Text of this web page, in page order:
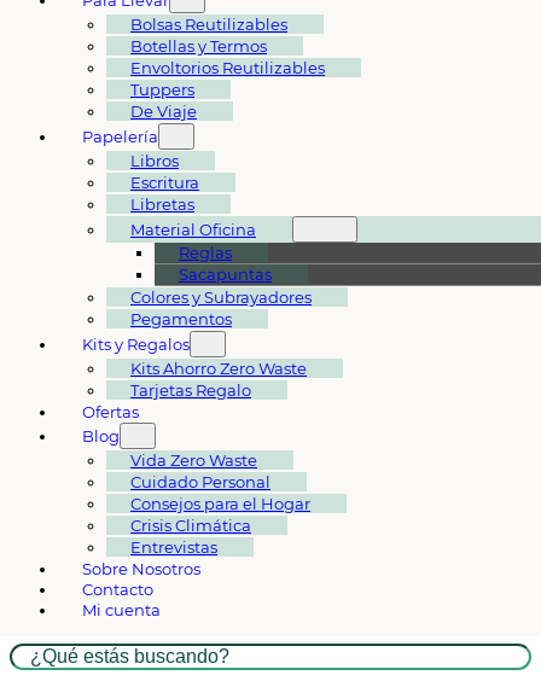
Bolsas Reutilizables
Botellas y Termos
Envoltorios Reutilizables
Tuppers
De Viaje
Papelería
Libros
Escritura
Libretas
Material Oficina
Reglas
Sacapuntas
Colores y Subrayadores
Pegamentos
Kits y Regalos
Kits Ahorro Zero Waste
Tarjetas Regalo
Ofertas
Blog
Vida Zero Waste
Cuidado Personal
Consejos para el Hogar
Crisis Climática
Entrevistas
Sobre Nosotros
Contacto
Mi cuenta
Buscar